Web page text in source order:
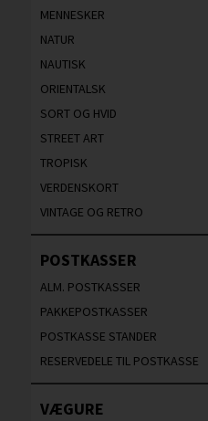
MENNESKER
NATUR
NAUTISK
ORIENTALSK
SORT OG HVID
STREET ART
TROPISK
VERDENSKORT
VINTAGE OG RETRO
POSTKASSER
ALM. POSTKASSER
PAKKEPOSTKASSER
POSTKASSE STANDER
RESERVEDELE TIL POSTKASSE
VÆGURE